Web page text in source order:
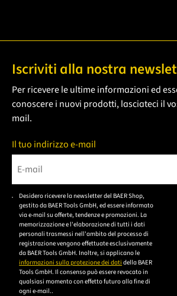
Iscriviti alla nostra
Per ricevere le ultime informazioni ed
conoscere i nuovi prodotti, lasciateci il
mail.
Il tuo indirizzo e-mail
Bitte geben Sie eine gültige E-Mail-
Desidero ricevere la newsletter del BAER Shop,
gestito da BAER Tools GmbH, ed essere informato
via e-mail su offerte, tendenze e promozioni. La
memorizzazione e l'elaborazione di tutti i dati
personali trasmessi nell'ambito del processo di
registrazione vengono effettuate esclusivamente
da BAER Tools GmbH. Inoltre, si applicano le
informazioni sulla protezione dei dati della BAER
Tools GmbH. Il consenso può essere revocato in
qualsiasi momento con effetto futuro alla fine di
ogni e-mail..